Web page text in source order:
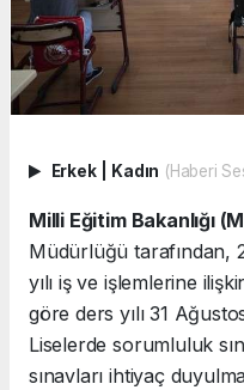
Erkek Kadın (Haberi
Milli Eğitim Bakanlığı
Müdürlüğü tarafından,
yılı iş ve işlemlerine
göre ders yılı 31
Liselerde sorumluluk
sınavları ihtiyaç